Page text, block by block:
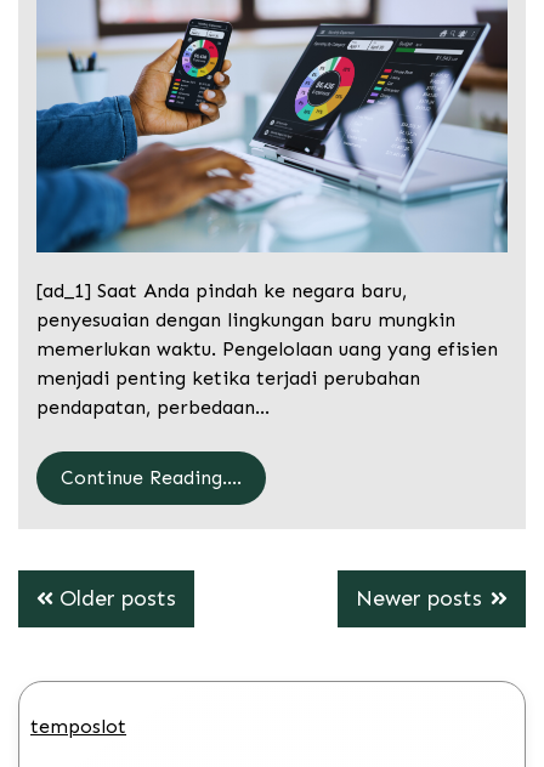
[ad_1] Saat Anda pindah ke negara baru,
penyesuaian dengan lingkungan baru mungkin
memerlukan waktu. Pengelolaan uang yang efisien
menjadi penting ketika terjadi perubahan
pendapatan, perbedaan…
Continue Reading....
Posts
navigation
Older posts Newer posts
temposlot